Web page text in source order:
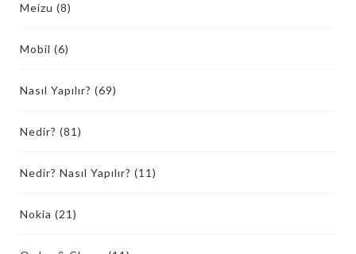
Meizu (8)
Mobil (6)
Nasıl Yapılır? (69)
Nedir? (81)
Nedir? Nasıl Yapılır? (11)
Nokia (21)